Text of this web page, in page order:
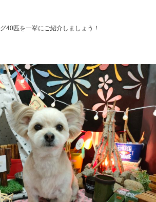
40匹を一挙にご紹介しましょう！